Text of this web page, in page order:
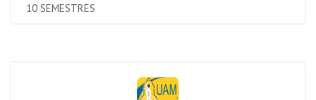
10 SEMESTRES